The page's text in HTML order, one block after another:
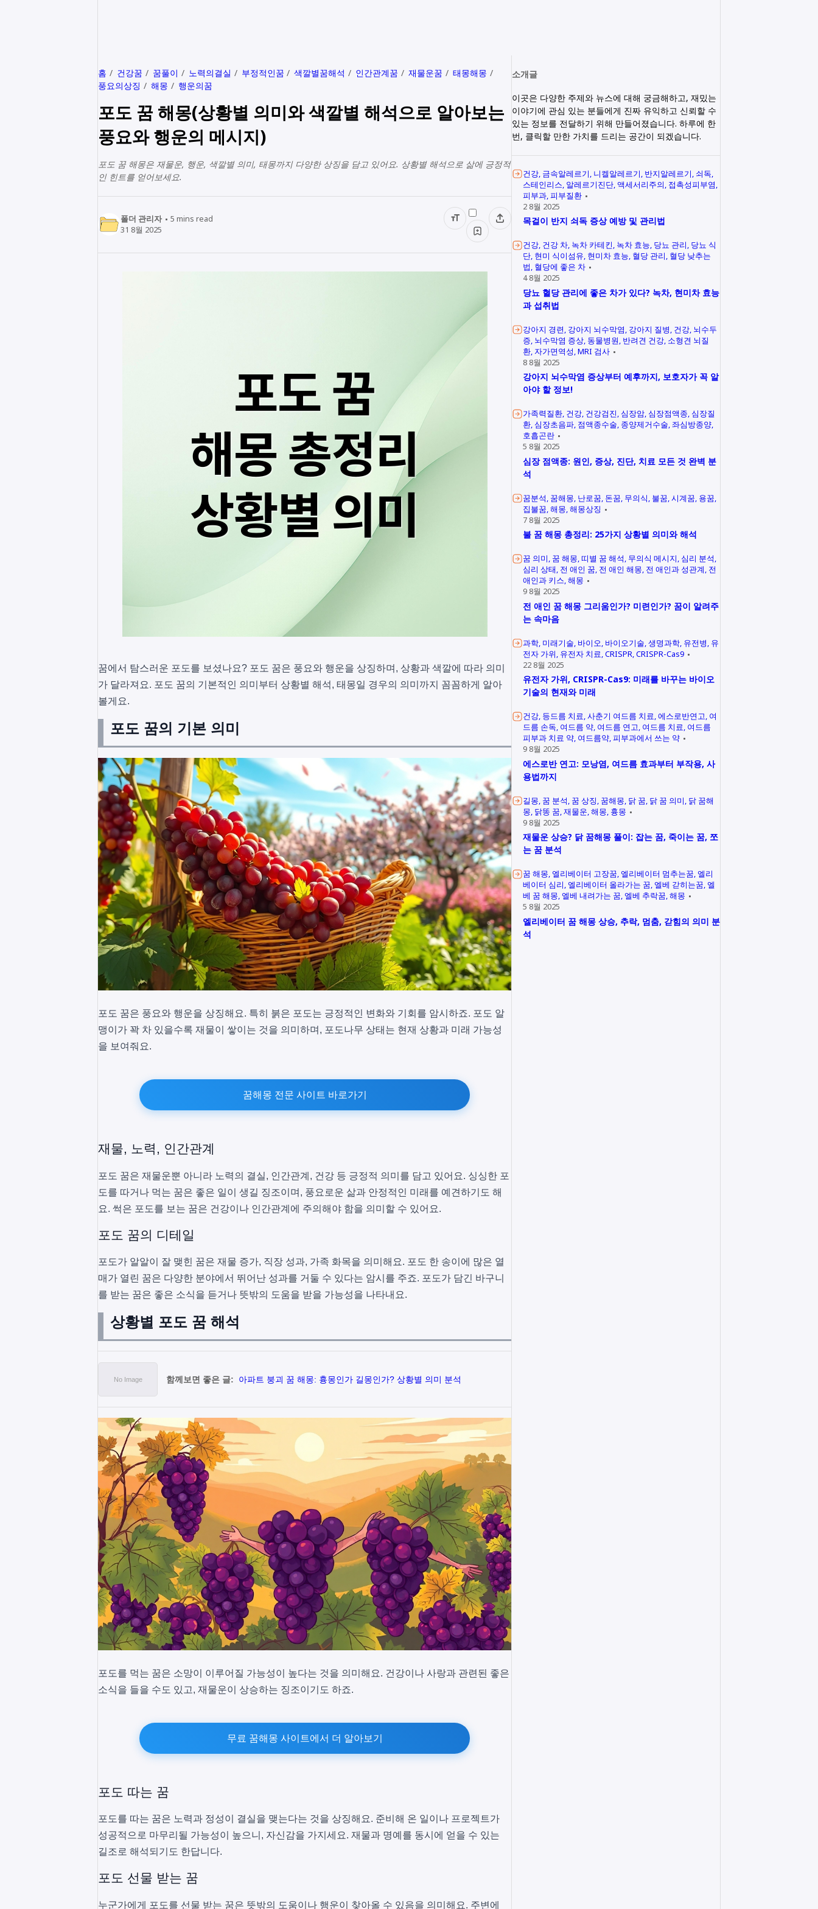
홈 건강꿈 꿈풀이 노력의결실 부정적인꿈 색깔별꿈해석 인간관계꿈 재물운꿈
태몽해몽
풍요의상징
해몽 행운의꿈
포도 꿈 해몽(상황별 의미와 색깔별 해석으로 알아보는
풍요와 행운의 메시지)
포도 꿈 해몽은 재물운, 행운, 색깔별 의미, 태몽까지 다양한 상징을 담고 있어요. 상황별 해석으로 삶에 긍정적
인 힌트를 얻어보세요.
폴더 관리자 5 mins read
31 8월 2025
꿈에서 탐스러운 포도를 보셨나요? 포도 꿈은 풍요와 행운을 상징하며, 상황과 색깔에 따라 의미
가 달라져요. 포도 꿈의 기본적인 의미부터 상황별 해석, 태몽일 경우의 의미까지 꼼꼼하게 알아
볼게요.
포도 꿈의 기본 의미
포도 꿈은 풍요와 행운을 상징해요. 특히 붉은 포도는 긍정적인 변화와 기회를 암시하죠. 포도 알
맹이가 꽉 차 있을수록 재물이 쌓이는 것을 의미하며, 포도나무 상태는 현재 상황과 미래 가능성
을 보여줘요.
꿈해몽 전문 사이트 바로가기
재물, 노력, 인간관계
포도 꿈은 재물운뿐 아니라 노력의 결실, 인간관계, 건강 등 긍정적 의미를 담고 있어요. 싱싱한 포
도를 따거나 먹는 꿈은 좋은 일이 생길 징조이며, 풍요로운 삶과 안정적인 미래를 예견하기도 해
요. 썩은 포도를 보는 꿈은 건강이나 인간관계에 주의해야 함을 의미할 수 있어요.
포도 꿈의 디테일
포도가 알알이 잘 맺힌 꿈은 재물 증가, 직장 성과, 가족 화목을 의미해요. 포도 한 송이에 많은 열
매가 열린 꿈은 다양한 분야에서 뛰어난 성과를 거둘 수 있다는 암시를 주죠. 포도가 담긴 바구니
를 받는 꿈은 좋은 소식을 듣거나 뜻밖의 도움을 받을 가능성을 나타내요.
상황별 포도 꿈 해석
함께보면 좋은 글: 아파트 붕괴 꿈 해몽: 흉몽인가 길몽인가? 상황별 의미 분석
포도를 먹는 꿈은 소망이 이루어질 가능성이 높다는 것을 의미해요. 건강이나 사랑과 관련된 좋은
소식을 들을 수도 있고, 재물운이 상승하는 징조이기도 하죠.
무료 꿈해몽 사이트에서 더 알아보기
포도 따는 꿈
포도를 따는 꿈은 노력과 정성이 결실을 맺는다는 것을 상징해요. 준비해 온 일이나 프로젝트가
성공적으로 마무리될 가능성이 높으니, 자신감을 가지세요. 재물과 명예를 동시에 얻을 수 있는
길조로 해석되기도 한답니다.
포도 선물 받는 꿈
누군가에게 포도를 선물 받는 꿈은 뜻밖의 도움이나 행운이 찾아올 수 있음을 의미해요. 주변에
소개글
이곳은 다양한 주제와 뉴스에 대해 궁금해하고, 재밌는
이야기에 관심 있는 분들에게 진짜 유익하고 신뢰할 수
있는 정보를 전달하기 위해 만들어졌습니다. 하루에 한
번, 클릭할 만한 가치를 드리는 공간이 되겠습니다.
건강 금속알레르기 니켈알레르기 반지알레르기 쇠독
스테인리스 알레르기진단 액세서리주의 접촉성피부염
피부과 피부질환
2 8월 2025
목걸이 반지 쇠독 증상 예방 및 관리법
건강 건강 차 녹차 카테킨 녹차 효능 당뇨 관리 당뇨 식
단 현미 식이섬유 현미차 효능 혈당 관리 혈당 낮추는
법 혈당에 좋은 차
4 8월 2025
당뇨 혈당 관리에 좋은 차가 있다? 녹차, 현미차 효능
과 섭취법
강아지 경련 강아지 뇌수막염 강아지 질병 건강 뇌수두
증 뇌수막염 증상 동물병원 반려견 건강 소형견 뇌질
환 자가면역성 MRI 검사
8 8월 2025
강아지 뇌수막염 증상부터 예후까지, 보호자가 꼭 알
아야 할 정보!
가족력질환 건강 건강검진 심장암 심장점액종 심장질
환 심장초음파 점액종수술 종양제거수술 좌심방종양
호흡곤란
5 8월 2025
심장 점액종: 원인, 증상, 진단, 치료 모든 것 완벽 분
석
꿈분석 꿈해몽 난로꿈 돈꿈 무의식 불꿈 시계꿈 용꿈
집불꿈 해몽 해몽상징
7 8월 2025
불 꿈 해몽 총정리: 25가지 상황별 의미와 해석
꿈 의미 꿈 해몽 띠별 꿈 해석 무의식 메시지 심리 분석
심리 상태 전 애인 꿈 전 애인 해몽 전 애인과 성관계 전
애인과 키스 해몽
9 8월 2025
전 애인 꿈 해몽 그리움인가? 미련인가? 꿈이 알려주
는 속마음
과학 미래기술 바이오 바이오기술 생명과학 유전병 유
전자 가위 유전자 치료 CRISPR CRISPR-Cas9
22 8월 2025
유전자 가위, CRISPR-Cas9: 미래를 바꾸는 바이오
기술의 현재와 미래
건강 등드름 치료 사춘기 여드름 치료 에스로반연고 여
드름 손독 여드름 약 여드름 연고 여드름 치료 여드름
피부과 치료 약 여드름약 피부과에서 쓰는 약
9 8월 2025
에스로반 연고: 모낭염, 여드름 효과부터 부작용, 사
용법까지
길몽 꿈 분석 꿈 상징 꿈해몽 닭 꿈 닭 꿈 의미 닭 꿈해
몽 닭똥 꿈 재물운 해몽 흉몽
9 8월 2025
재물운 상승? 닭 꿈해몽 풀이: 잡는 꿈, 죽이는 꿈, 쪼
는 꿈 분석
꿈 해몽 엘리베이터 고장꿈 엘리베이터 멈추는꿈 엘리
베이터 심리 엘리베이터 올라가는 꿈 엘베 갇히는꿈 엘
베 꿈 해몽 엘베 내려가는 꿈 엘베 추락꿈 해몽
5 8월 2025
엘리베이터 꿈 해몽 상승, 추락, 멈춤, 갇힘의 의미 분
석